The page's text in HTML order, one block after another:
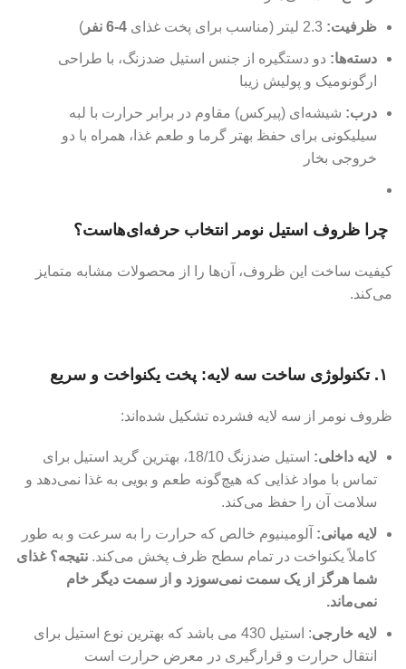
ظرفیت: 4-6 نفر )
دسته‌ها: دو دستگیره از جنس استیل ضدزنگ، با طراحی
ارگونومیک و پولیش زیبا
درب: شیشه‌ای (پیرکس) مقاوم در برابر حرارت با لبه
سیلیکونی برای حفظ بهتر گرما و طعم غذا، همراه با دو
خروجی بخار
چرا ظروف استیل نومر انتخاب حرفه‌ای‌هاست؟
کیفیت ساخت این ظروف، آن‌ها را از محصولات مشابه متمایز
می‌کند.
ظروف نومر از سه لایه فشرده تشکیل شده‌اند:
لایه داخلی:
استیل ضدزنگ 18/10، بهترین گرید استیل برای
تماس با مواد غذایی که هیچ‌گونه طعم و بویی به غذا نمی‌دهد و
سلامت آن را حفظ می‌کند.
لایه میانی: آلومینیوم خالص که حرارت را به سرعت و به طور
کاملاً یکنواخت در تمام سطح ظرف پخش می‌کند. نتیجه؟ غذای
شما هرگز از یک سمت نمی‌سوزد و از سمت دیگر خام
نمی‌ماند.
لایه خارجی
: استیل 430 می باشد که بهترین نوع استیل برای
انتقال حرارت و قرارگیری در معرض حرارت است